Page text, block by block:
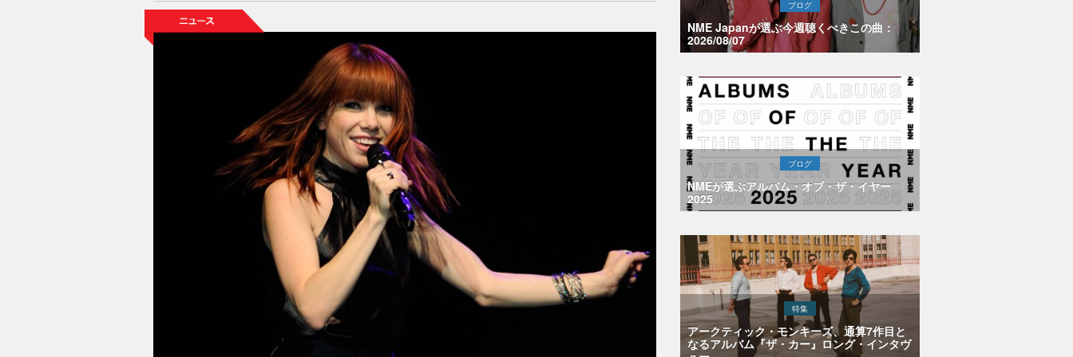
ブログ
NME Japanが選ぶ今週聴くべきこの曲：
2026/08/07
ブログ
NMEが選ぶアルバム・オブ・ザ・イヤー
2025
特集
アークティック・モンキーズ、通算7作目と
なるアルバム『ザ・カー』ロング・インタヴ